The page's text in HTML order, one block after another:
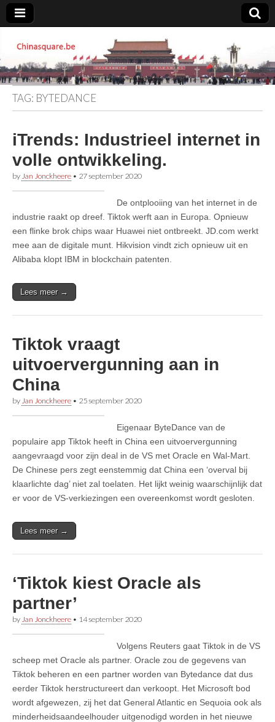
Chinasquare.be
TAG: BYTEDANCE
iTrends: Industrieel internet in
volle ontwikkeling.
by Jan Jonckheere • 27 september 2020
De ontplooiing van het internet in de
industrie raakt op dreef. Tiktok werft aan in Europa. Opnieuw
een flinke brok chips waar Huawei niet ontbreekt. JD.com werkt
mee aan de digitale munt. Hikvision vindt zich opnieuw uit en
Alibaba klopt IBM in blockchain patenten.
Lees meer →
Tiktok vraagt
uitvoervergunning aan in
China
by Jan Jonckheere • 25 september 2020
Eigenaar ByteDance van de
populaire app Tiktok heeft in China een uitvoervergunning
aangevraagd voor zijn deal in de VS met Oracle en Wal-Mart.
De Chinese pers zegt eenstemmig dat China een ‘overval bij
klaarlichte dag’ niet zal toelaten. Het lijkt weinig waarschijnlijk dat
er voor de VS-verkiezingen een overeenkomst wordt gesloten.
Lees meer →
‘Tiktok kiest Oracle als
partner’
by Jan Jonckheere • 14 september 2020
Volgens Reuters gaat Tiktok in de VS
scheep met Oracle als partner. Oracle zou de gegevens van
Tiktok beheren en een partner worden van Bytedance dat dus
eerder Tiktok herstructureert dan verkoopt. Het Microsoft bod
wordt afgewezen, zij het dat General Atlantic en Sequoia ook als
minderheidsaandeelhouder uitgenodigd worden in het nieuwe